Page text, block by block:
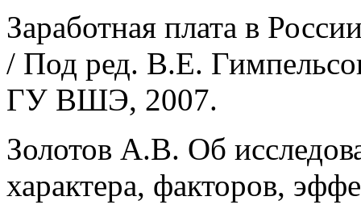
Заработная плата в
/ Под ред. В.Е.
ГУ ВШЭ, 2007.
Золотов А.В. Об
характера, факторов,